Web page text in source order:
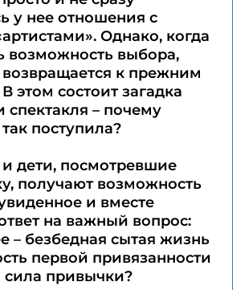
у нее отношения с
Однако, когда
возможность выбора,
к прежним
этом состоит загадка
спектакля – почему
поступила?
дети, посмотревшие
получают возможность
и вместе
на важный вопрос:
– безбедная сытая жизнь
первой привязанности
сила привычки?